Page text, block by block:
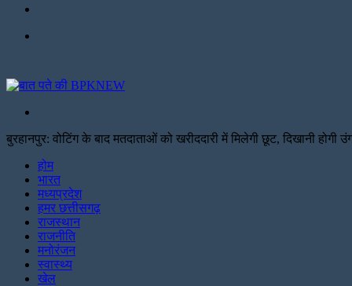
बुरहानपुर: वोटिंग के बाद मतदाताओं को खरीददारी में मिलेगी छूट, दिखानी होगी
होम
भारत
मध्यप्रदेश
हमर छत्तीसगढ़
राजस्थान
राजनीति
मनोरंजन
स्वास्थ्य
खेल